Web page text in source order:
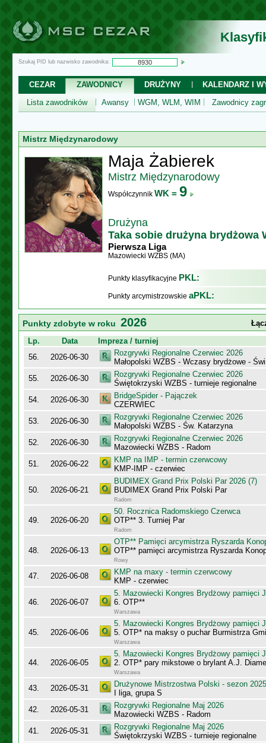
Szukaj PID lub nazwisko zawodnika:
CEZAR ZAWODNICY DRUŻYNY
KALENDARZ I
Lista zawodników
Awansy WGM, WLM, WIM Zawodnicy
Mistrz Międzynarodowy
Maja Żabierek
Mistrz Międzynarodowy
Współczynnik WK = 9
Drużyna
Taka sobie drużyna brydżowa
Pierwsza Liga
Mazowiecki WZBS (MA)
Punkty klasyfikacyjne PKL:
Punkty arcymistrzowskie aPKL:
Punkty zdobyte w roku 2026
Lp.
Data
Impreza / turniej
56.
2026-06-30
Rozgrywki Regionalne Czerwiec 2026
Małopolski WZBS - Wczasy brydżowe -
55.
2026-06-30
Rozgrywki Regionalne Czerwiec 2026
Świętokrzyski WZBS - turnieje regionalne
54.
2026-06-30
BridgeSpider - Pajączek
CZERWIEC
53.
2026-06-30
Rozgrywki Regionalne Czerwiec 2026
Małopolski WZBS - Św. Katarzyna
52.
2026-06-30
Rozgrywki Regionalne Czerwiec 2026
Mazowiecki WZBS - Radom
51.
2026-06-22
KMP na IMP - termin czerwcowy
KMP-IMP - czerwiec
50. 2026-06-21
BUDIMEX Grand Prix Polski Par 2026 (7)
BUDIMEX Grand Prix Polski Par
Radom
49. 2026-06-20
50. Rocznica Radomskiego Czerwca
OTP** 3. Turniej Par
Radom
48. 2026-06-13
OTP** Pamięci arcymistrza Ryszarda
OTP** pamięci arcymistrza Ryszarda
Rowy
47. 2026-06-08
KMP na maxy - termin czerwcowy
KMP - czerwiec
46. 2026-06-07
5. Mazowiecki Kongres Brydżowy pamięci
6. OTP**
Warszawa
45. 2026-06-06
5. Mazowiecki Kongres Brydżowy pamięci
5. OTP* na maksy o puchar Burmistrza
Warszawa
44. 2026-06-05
5. Mazowiecki Kongres Brydżowy pamięci
2. OTP* pary mikstowe o brylant A.J.
Warszawa
43. 2026-05-31
Drużynowe Mistrzostwa Polski - sezon
I liga, grupa S
42.
2026-05-31
Rozgrywki Regionalne Maj 2026
Mazowiecki WZBS - Radom
41.
2026-05-31
Rozgrywki Regionalne Maj 2026
Świętokrzyski WZBS - turnieje regionalne